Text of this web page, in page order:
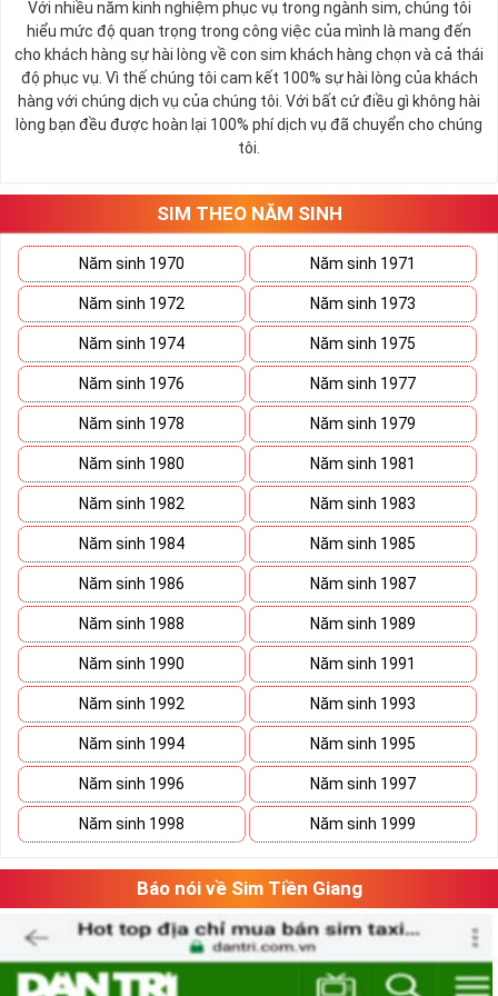
Thông thường sim giảm giá, sim số đẹp giá rẻ có mức
SALE OFFcó thể vào khoảng 30 - 50% giá trị so với thông
thường.
Các đại lý sim số khi đã gom vào quá nhiều sim mà tình
hình bán không quá khả quan sẽ thanh lọc bớt kho sim số
của mình, việc mua được sim tốt giá mềm là điều hoàn toàn
Hiện nay bất cứ đại lý nào cũng đều có danh sách sim giảm
giá, sim giá rẻ như vậy nên bạn hãy xem qua một lượt danh
sách này trước khi đi vào những dãy số yêu thích hơn.
Xã Kho Sim Số Đẹp Giá rẻ
Có thể bạn sẽ tiết kiệm được ngân sách khá lớn nếu vô tình
Hãy lưu giữ nó lại và tiếp tục ngắm nghía danh sách sim số
đẹp khác. Khi đã có cái nhìn tổng quan và lựa chọn được
vài dãy số ưng ý, việc tiếp theo của bạn là cân đo đong đếm
xem sim nào là phù hợp với cá nhân mình nhất.
Với nhiều năm kinh nghiệm phục vụ trong ngành sim, chúng tôi
hiểu mức độ quan trọng trong công việc của mình là mang đến
cho khách hàng sự hài lòng về con sim khách hàng chọn và cả thái
độ phục vụ. Vì thế chúng tôi cam kết 100% sự hài lòng của khách
hàng với chúng dịch vụ của chúng tôi. Với bất cứ điều gì không hài
lòng bạn đều được hoàn lại 100% phí dịch vụ đã chuyển cho chúng
tôi.
SIM THEO NĂM SINH
Năm sinh 1970 Năm sinh 1971
Năm sinh 1972 Năm sinh 1973
Năm sinh 1974 Năm sinh 1975
Năm sinh 1976 Năm sinh 1977
Năm sinh 1978 Năm sinh 1979
Năm sinh 1980 Năm sinh 1981
Năm sinh 1982 Năm sinh 1983
Năm sinh 1984 Năm sinh 1985
Năm sinh 1986 Năm sinh 1987
Năm sinh 1988 Năm sinh 1989
Năm sinh 1990 Năm sinh 1991
Năm sinh 1992 Năm sinh 1993
Năm sinh 1994 Năm sinh 1995
Năm sinh 1996 Năm sinh 1997
Năm sinh 1998 Năm sinh 1999
Báo nói về Sim Tiền Giang